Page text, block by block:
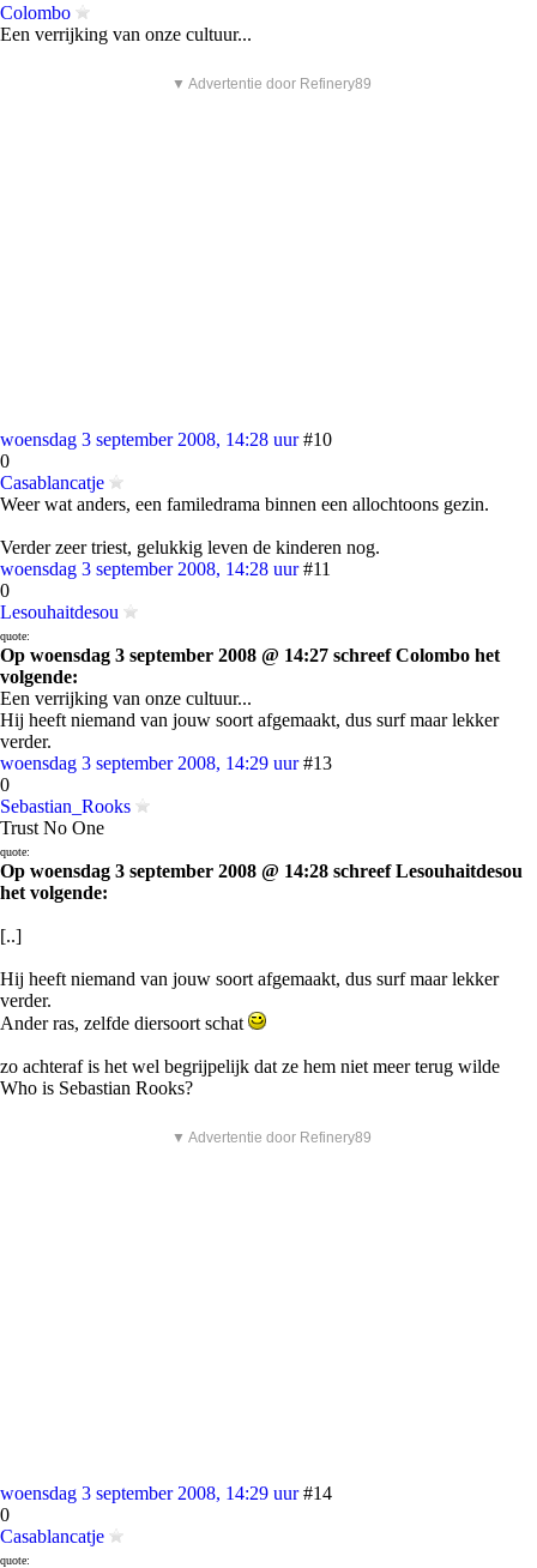
Colombo
Een verrijking van onze cultuur...
▼ Advertentie door Refinery89
woensdag 3 september 2008, 14:28 uur #10
0
Casablancatje
Weer wat anders, een familedrama binnen een allochtoons gezin.
Verder zeer triest, gelukkig leven de kinderen nog.
woensdag 3 september 2008, 14:28 uur #11
0
Lesouhaitdesou
quote:
Op woensdag 3 september 2008 @ 14:27 schreef Colombo het
volgende:
Een verrijking van onze cultuur...
Hij heeft niemand van jouw soort afgemaakt, dus surf maar lekker
verder.
woensdag 3 september 2008, 14:29 uur #13
0
Sebastian_Rooks
Trust No One
quote:
Op woensdag 3 september 2008 @ 14:28 schreef Lesouhaitdesou
het volgende:
[..]
Hij heeft niemand van jouw soort afgemaakt, dus surf maar lekker
verder.
Ander ras, zelfde diersoort schat
zo achteraf is het wel begrijpelijk dat ze hem niet meer terug wilde
Who is Sebastian Rooks?
▼ Advertentie door Refinery89
woensdag 3 september 2008, 14:29 uur #14
0
Casablancatje
quote: